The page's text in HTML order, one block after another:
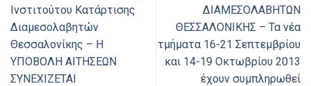
Ινστιτούτου Κατάρτισης
Διαμεσολαβητών
Θεσσαλονίκης – Η
ΥΠΟΒΟΛΗ ΑΙΤΗΣΕΩΝ
ΣΥΝΕΧΙΖΕΤΑΙ
ΔΙΑΜΕΣΟΛΑΒΗΤΩΝ
ΘΕΣΣΑΛΟΝΙΚΗΣ – Τα νέα
τμήματα 16-21 Σεπτεμβρίου
και 14-19 Οκτωβρίου 2013
έχουν συμπληρωθεί